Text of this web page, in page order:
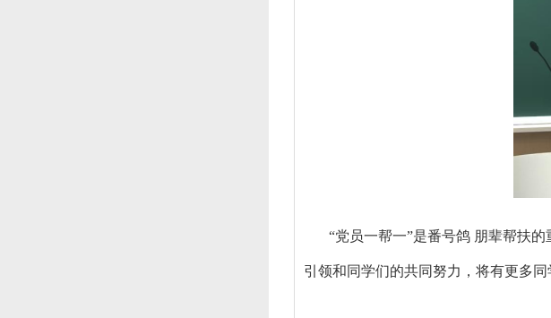
“党员一帮一”是番号鸽 朋辈帮扶
引领和同学们的共同努力，将有更多